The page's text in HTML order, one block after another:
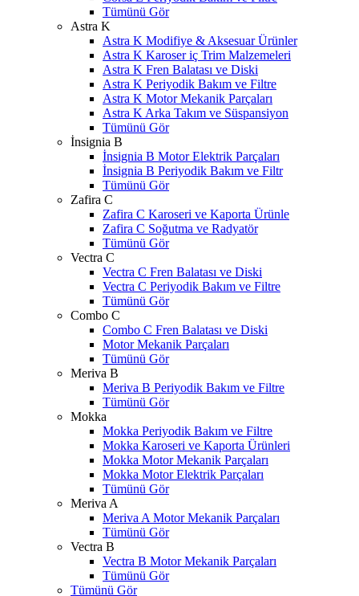
Tümünü Gör
Astra K
Astra K Modifiye & Aksesuar Ürünler
Astra K Karoser iç Trim Malzemeleri
Astra K Fren Balatası ve Diski
Astra K Periyodik Bakım ve Filtre
Astra K Motor Mekanik Parçaları
Astra K Arka Takım ve Süspansiyon
Tümünü Gör
İnsignia B
İnsignia B Motor Elektrik Parçaları
İnsignia B Periyodik Bakım ve Filtr
Tümünü Gör
Zafira C
Zafira C Karoseri ve Kaporta Ürünle
Zafira C Soğutma ve Radyatör
Tümünü Gör
Vectra C
Vectra C Fren Balatası ve Diski
Vectra C Periyodik Bakım ve Filtre
Tümünü Gör
Combo C
Combo C Fren Balatası ve Diski
Motor Mekanik Parçaları
Tümünü Gör
Meriva B
Meriva B Periyodik Bakım ve Filtre
Tümünü Gör
Mokka
Mokka Periyodik Bakım ve Filtre
Mokka Karoseri ve Kaporta Ürünleri
Mokka Motor Mekanik Parçaları
Mokka Motor Elektrik Parçaları
Tümünü Gör
Meriva A
Meriva A Motor Mekanik Parçaları
Tümünü Gör
Vectra B
Vectra B Motor Mekanik Parçaları
Tümünü Gör
Tümünü Gör